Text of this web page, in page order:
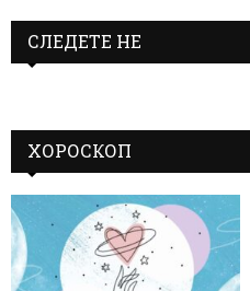
СЛЕДЕТЕ НЕ
ХОРОСКОП